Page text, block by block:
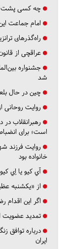
چه کسی پشت
امام جماعت این مسجد در ۳ سال،
راه‌گذرهای
عراقچی از
جشنواره
شد
چین در حال
روایت روحانی
رهبرانقلاب
است؛ برای
روایت فرزند
خانواده بود
آي كيو يا اِي
از «یکشنبه
اگر این اقدام
تمدید عضویت
درباره توافق
ایران